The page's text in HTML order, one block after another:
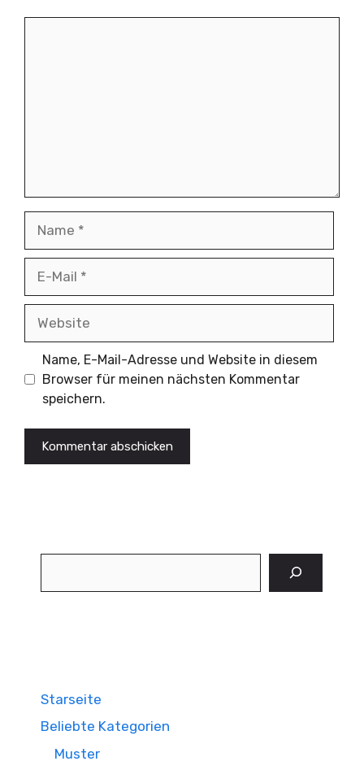
Mail
Name, E-Mail-Adresse und Website in diesem
Browser für meinen nächsten Kommentar
speichern.
Starseite
Beliebte Kategorien
Muster